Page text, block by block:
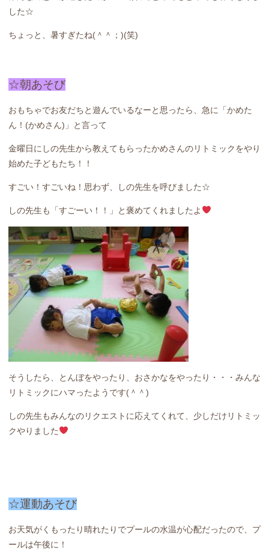
した☆
ちょっと、暑すぎたね(＾＾；)(笑)
☆朝あそび
おもちゃでお友だちと遊んでいるなーと思ったら、急に「かめた
ん！(かめさん)」と言って
金曜日にしの先生から教えてもらったかめさんのリトミックをやり
始めた子どもたち！！
すごい！すごいね！思わず、しの先生を呼びました☆
しの先生も「すごーい！！」と褒めてくれましたよ
そうしたら、とんぼをやったり、おさかなをやったり・・・みんな
リトミックにハマったようです(＾＾)
しの先生もみんなのリクエストに応えてくれて、少しだけリトミッ
クやりました
☆運動あそび
お天気がくもったり晴れたりでプールの水温が心配だったので、プ
ールは午後に！